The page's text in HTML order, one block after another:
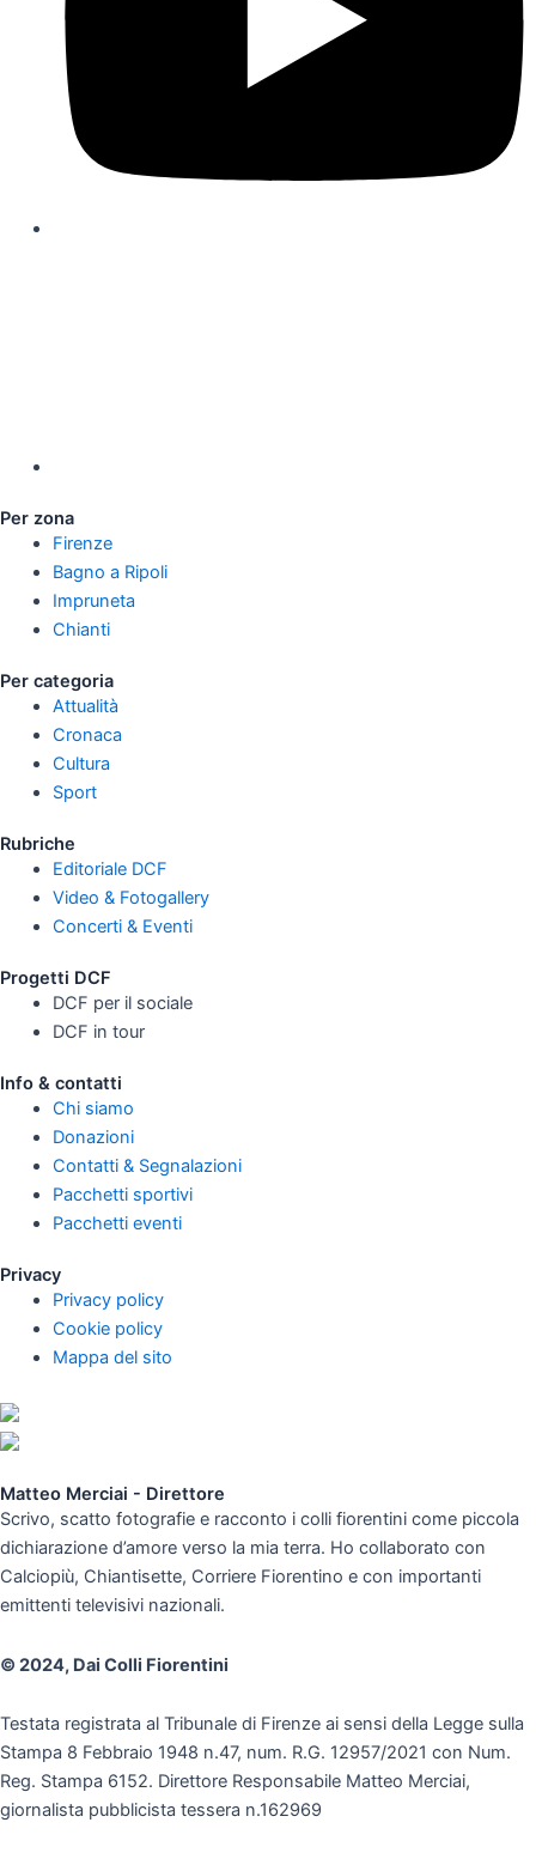
Per zona
Firenze
Bagno a Ripoli
Impruneta
Chianti
Per categoria
Attualità
Cronaca
Cultura
Sport
Rubriche
Editoriale DCF
Video & Fotogallery
Concerti & Eventi
Progetti DCF
DCF per il sociale
DCF in tour
Info & contatti
Chi siamo
Donazioni
Contatti & Segnalazioni
Pacchetti sportivi
Pacchetti eventi
Privacy
Privacy policy
Cookie policy
Mappa del sito
Matteo Merciai - Direttore
Scrivo, scatto fotografie e racconto i colli fiorentini come piccola
dichiarazione d’amore verso la mia terra. Ho collaborato con
Calciopiù, Chiantisette, Corriere Fiorentino e con importanti
emittenti televisivi nazionali.
© 2024, Dai Colli Fiorentini
Testata registrata al Tribunale di Firenze ai sensi della Legge sulla
Stampa 8 Febbraio 1948 n.47, num. R.G. 12957/2021 con Num.
Reg. Stampa 6152. Direttore Responsabile Matteo Merciai,
giornalista pubblicista tessera n.162969